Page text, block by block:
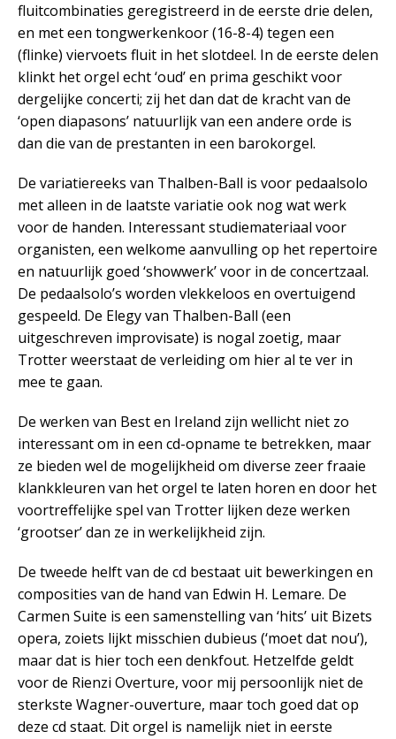
fluitcombinaties geregistreerd in de eerste drie delen,
en met een tongwerkenkoor (16-8-4) tegen een
(flinke) viervoets fluit in het slotdeel. In de eerste delen
klinkt het orgel echt ‘oud’ en prima geschikt voor
dergelijke concerti; zij het dan dat de kracht van de
‘open diapasons’ natuurlijk van een andere orde is
dan die van de prestanten in een barokorgel.
De variatiereeks van Thalben-Ball is voor pedaalsolo
met alleen in de laatste variatie ook nog wat werk
voor de handen. Interessant studiemateriaal voor
organisten, een welkome aanvulling op het repertoire
en natuurlijk goed ‘showwerk’ voor in de concertzaal.
De pedaalsolo’s worden vlekkeloos en overtuigend
gespeeld. De Elegy van Thalben-Ball (een
uitgeschreven improvisate) is nogal zoetig, maar
Trotter weerstaat de verleiding om hier al te ver in
mee te gaan.
De werken van Best en Ireland zijn wellicht niet zo
interessant om in een cd-opname te betrekken, maar
ze bieden wel de mogelijkheid om diverse zeer fraaie
klankkleuren van het orgel te laten horen en door het
voortreffelijke spel van Trotter lijken deze werken
‘grootser’ dan ze in werkelijkheid zijn.
De tweede helft van de cd bestaat uit bewerkingen en
composities van de hand van Edwin H. Lemare. De
Carmen Suite is een samenstelling van ‘hits’ uit Bizets
opera, zoiets lijkt misschien dubieus (‘moet dat nou’),
maar dat is hier toch een denkfout. Hetzelfde geldt
voor de Rienzi Overture, voor mij persoonlijk niet de
sterkste Wagner-ouverture, maar toch goed dat op
deze cd staat. Dit orgel is namelijk niet in eerste